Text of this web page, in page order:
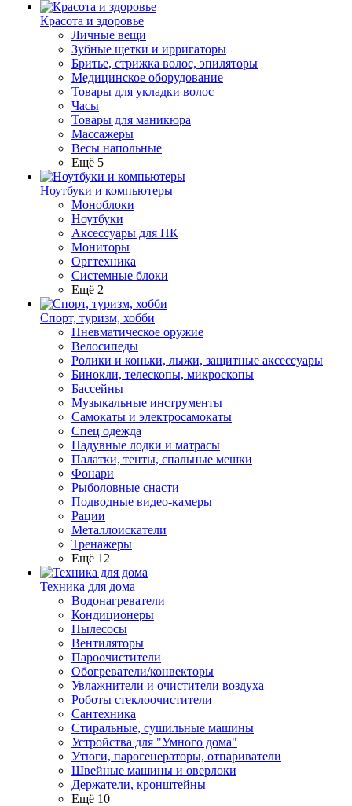
Красота и здоровье
Личные вещи
Зубные щетки и ирригаторы
Бритье, стрижка волос, эпиляторы
Медицинское оборудование
Товары для укладки волос
Часы
Товары для маникюра
Массажеры
Весы напольные
Ещё 5
Ноутбуки и компьютеры
Моноблоки
Ноутбуки
Аксессуары для ПК
Мониторы
Оргтехника
Системные блоки
Ещё 2
Спорт, туризм, хобби
Пневматическое оружие
Велосипеды
Ролики и коньки, лыжи, защитные аксессуары
Бинокли, телескопы, микроскопы
Бассейны
Музыкальные инструменты
Самокаты и электросамокаты
Спец одежда
Надувные лодки и матрасы
Палатки, тенты, спальные мешки
Фонари
Рыболовные снасти
Подводные видео-камеры
Рации
Металлоискатели
Тренажеры
Ещё 12
Техника для дома
Водонагреватели
Кондиционеры
Пылесосы
Вентиляторы
Пароочистители
Обогреватели/конвекторы
Увлажнители и очистители воздуха
Роботы стеклоочистители
Сантехника
Стиральные, сушильные машины
Устройства для "Умного дома"
Утюги, парогенераторы, отпариватели
Швейные машины и оверлоки
Держатели, кронштейны
Ещё 10